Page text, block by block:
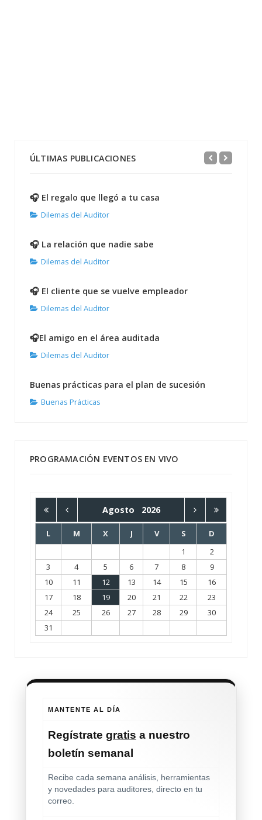
ÚLTIMAS PUBLICACIONES
🎧 El regalo que llegó a tu casa
Dilemas del Auditor
🎧 La relación que nadie sabe
Dilemas del Auditor
🎧 El cliente que se vuelve empleador
Dilemas del Auditor
🎧El amigo en el área auditada
Dilemas del Auditor
Buenas prácticas para el plan de sucesión
Buenas Prácticas
PROGRAMACIÓN EVENTOS EN VIVO
Agosto 2026
L M X J V S
D
1
2
3
4 5 6 7 8
9
10
11 12 13 14 15
16
17
18 19 20 21 22
23
24
25 26 27 28 29
30
31
MANTENTE AL DÍA
Regístrate gratis a nuestro
boletín semanal
Recibe cada semana análisis, herramientas
y novedades para auditores, directo en tu
correo.